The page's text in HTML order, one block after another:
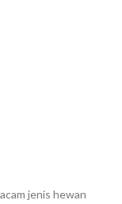
jenis hewan